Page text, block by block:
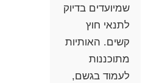
שמיועדים בדיוק
לתנאי חוץ
קשים. האותיות
מתוכננות
לעמוד בגשם,